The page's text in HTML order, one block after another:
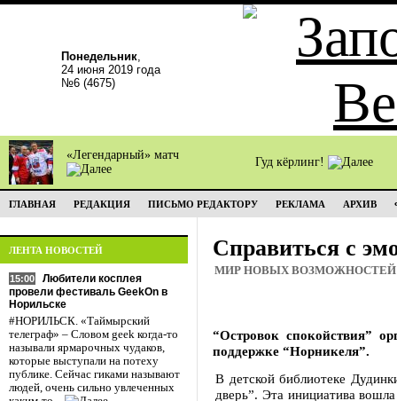
Понедельник,
24 июня 2019 года
№6 (4675)
«Легендарный» матч
Гуд кёрлинг!
ГЛАВНАЯ РЕДАКЦИЯ ПИСЬМО РЕДАКТОРУ РЕКЛАМА АРХИВ
ЛЕНТА НОВОСТЕЙ
15:00
Любители косплея
провели фестиваль GeekOn в
Норильске
#НОРИЛЬСК. «Таймырский
телеграф» – Словом geek когда-то
называли ярмарочных чудаков,
которые выступали на потеху
публике. Сейчас гиками называют
людей, очень сильно увлеченных
Справиться с
МИР НОВЫХ ВОЗМОЖНОСТЕЙ
“Островок спокойствия”
поддержке “Норникеля”.
В детской библиотеке
дверь”. Эта инициатива